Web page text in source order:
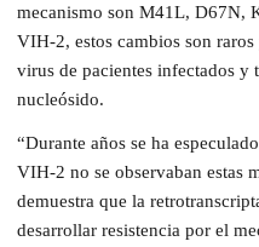
mecanismo son M41L, D67N,
VIH-2, estos cambios son
virus de pacientes infectados y
nucleósido.
“Durante años se ha
VIH-2 no se observaban estas
demuestra que la
desarrollar resistencia por el